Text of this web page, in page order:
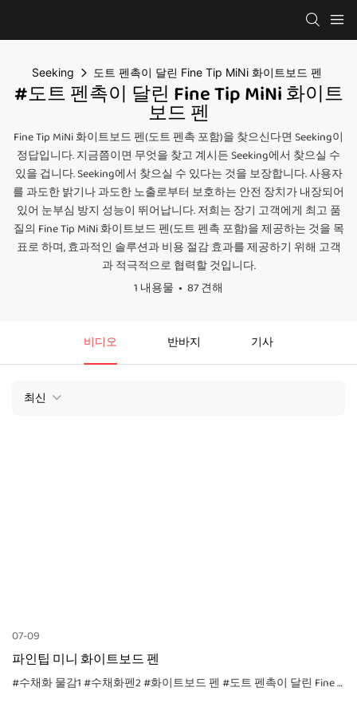
Seeking 도트 펜촉이 달린 Fine Tip MiNi 화이트보드 펜
#도트 펜촉이 달린 Fine Tip MiNi 화이트
보드 펜
Fine Tip MiNi 화이트보드 펜(도트 펜촉 포함)을 찾으신다면 Seeking이
정답입니다. 지금쯤이면 무엇을 찾고 계시든 Seeking에서 찾으실 수
있을 겁니다. Seeking에서 찾으실 수 있다는 것을 보장합니다. 사용자
를 과도한 밝기나 과도한 노출로부터 보호하는 안전 장치가 내장되어
있어 눈부심 방지 성능이 뛰어납니다. 저희는 장기 고객에게 최고 품
질의 Fine Tip MiNi 화이트보드 펜(도트 펜촉 포함)을 제공하는 것을 목
표로 하며, 효과적인 솔루션과 비용 절감 효과를 제공하기 위해 고객
과 적극적으로 협력할 것입니다.
1 내용물
87 견해
비디오 반바지 기사
최신
07-09
파인팁 미니 화이트보드 펜
#수채화 물감1#수채화펜2#화이트보드 펜#도트 펜촉이 달린 Fine Tip MiNi 화이트보드 펜